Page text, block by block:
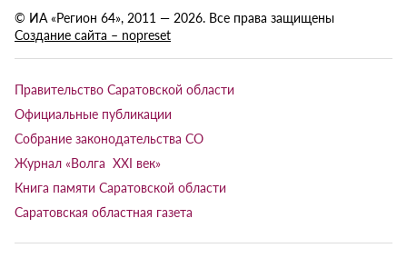
© ИА «Регион 64», 2011 — 2026. Все права защищены
Создание сайта – nopreset
Правительство Саратовской области
Официальные публикации
Собрание законодательства СО
Журнал «Волга XXI век»
Книга памяти Саратовской области
Саратовская областная газета